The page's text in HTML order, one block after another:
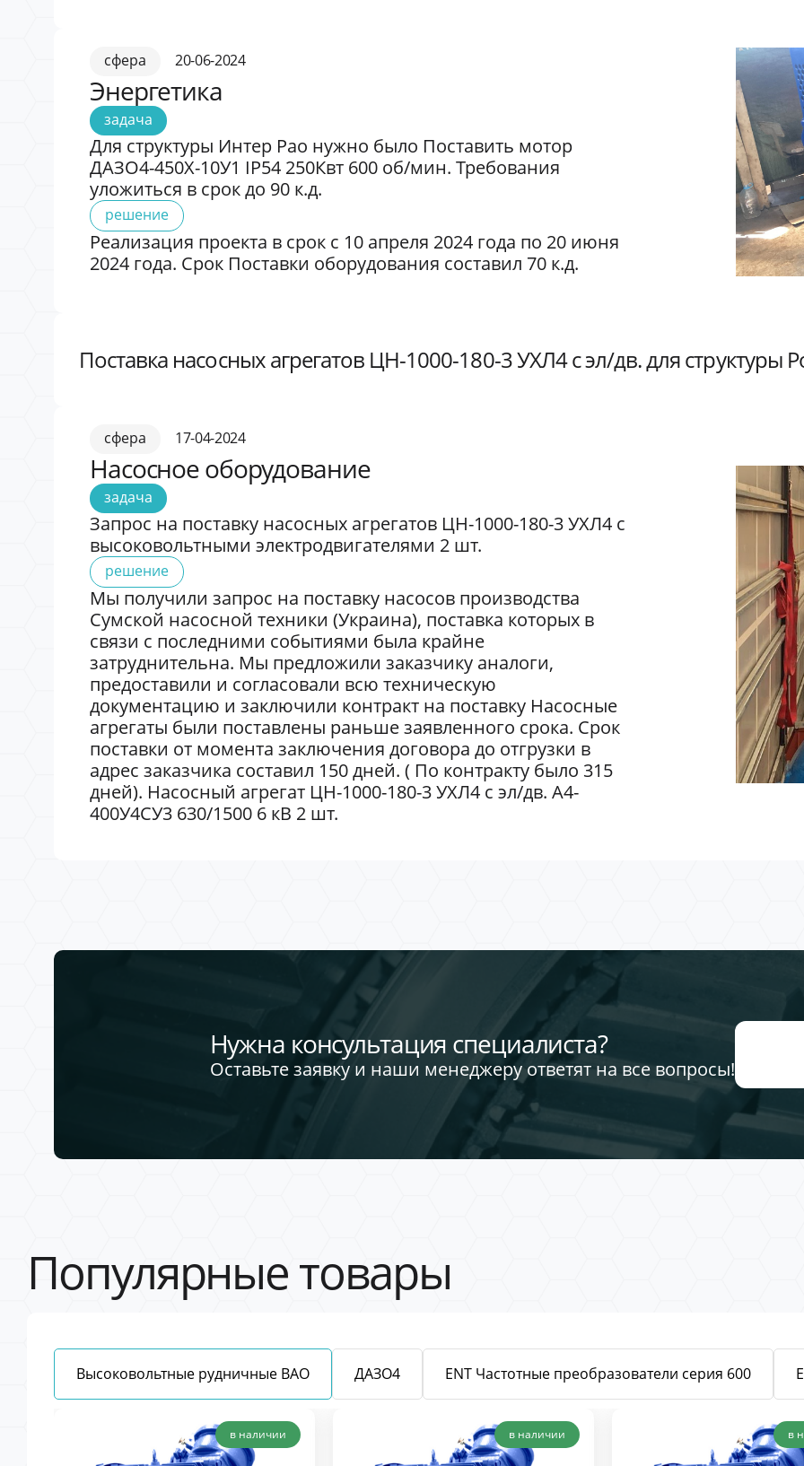
сфера 20-06-2024
Энергетика
задача
Для структуры Интер Рао нужно было Поставить мотор
ДАЗО4-450X-10У1 IP54 250Квт 600 об/мин. Требования
уложиться в срок до 90 к.д.
решение
Реализация проекта в срок с 10 апреля 2024 года по 20 июня
2024 года. Срок Поставки оборудования составил 70 к.д.
Поставка насосных агрегатов ЦН-1000-180-3 УХЛ4 с эл/дв. для структуры
сфера 17-04-2024
Насосное оборудование
задача
Запрос на поставку насосных агрегатов ЦН-1000-180-3 УХЛ4 с
высоковольтными электродвигателями 2 шт.
решение
Мы получили запрос на поставку насосов производства
Сумской насосной техники (Украина), поставка которых в
связи с последними событиями была крайне
затруднительна. Мы предложили заказчику аналоги,
предоставили и согласовали всю техническую
документацию и заключили контракт на поставку Насосные
агрегаты были поставлены раньше заявленного срока. Срок
поставки от момента заключения договора до отгрузки в
адрес заказчика составил 150 дней. ( По контракту было 315
дней). Насосный агрегат ЦН-1000-180-3 УХЛ4 с эл/дв. А4-
400У4СУ3 630/1500 6 кВ 2 шт.
Нужна консультация специалиста?
Оставьте заявку и наши менеджеру ответят на все вопросы!
Популярные товары
Высоковольтные рудничные ВАО ДАЗО4 ENT Частотные преобразователи серия 600
в наличии в наличии в